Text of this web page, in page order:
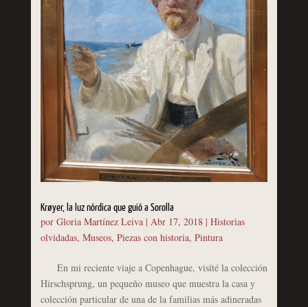
Krøyer, la luz nórdica que guió a Sorolla
por Gloria Martínez Leiva| Abr 17, 2018| Historias
olvidadas, Museos, Piezas con historia, Pintura
En mi reciente viaje a Copenhague, visité la colección
Hirschsprung, un pequeño museo que muestra la casa y
colección particular de una de la familias más adineradas